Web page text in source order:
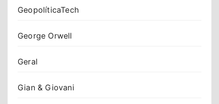
GeopolíticaTech
George Orwell
Geral
Gian & Giovani